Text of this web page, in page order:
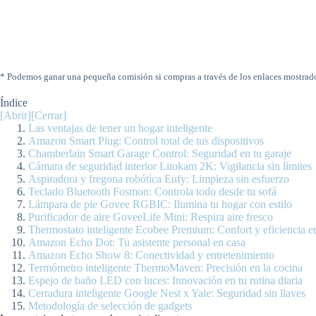
* Podemos ganar una pequeña comisión si compras a través de los enlaces
Índice
[Abrir][Cerrar]
Las ventajas de tener un hogar inteligente
Amazon Smart Plug: Control total de tus dispositivos
Chamberlain Smart Garage Control: Seguridad en tu garaje
Cámara de seguridad interior Litokam 2K: Vigilancia sin límites
Aspiradora y fregona robótica Eufy: Limpieza sin esfuerzo
Teclado Bluetooth Fosmon: Controla todo desde tu sofá
Lámpara de pie Govee RGBIC: Ilumina tu hogar con estilo
Purificador de aire GoveeLife Mini: Respira aire fresco
Thermostato inteligente Ecobee Premium: Confort y eficiencia
Amazon Echo Dot: Tu asistente personal en casa
Amazon Echo Show 8: Conectividad y entretenimiento
Termómetro inteligente ThermoMaven: Precisión en la cocina
Espejo de baño LED con luces: Innovación en tu rutina diaria
Cerradura inteligente Google Nest x Yale: Seguridad sin llaves
Metodología de selección de gadgets